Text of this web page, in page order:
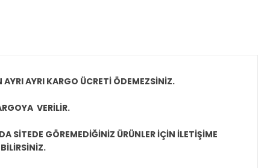
AYRI KARGO ÜCRETİ ÖDEMEZSİNİZ.
VERİLİR.
SİTEDE GÖREMEDİĞİNİZ ÜRÜNLER İÇİN İLETİŞİME